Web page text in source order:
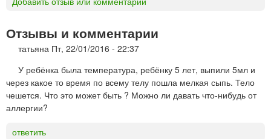
Отзывы и комментарии
татьяна Пт, 22/01/2016 - 22:37
У ребёнка была температура, ребёнку 5 лет, выпили 5мл и
через какое то время по всему телу пошла мелкая сыпь. Тело
чешется. Что это может быть ? Можно ли давать что-нибудь от
аллергии?
ответить